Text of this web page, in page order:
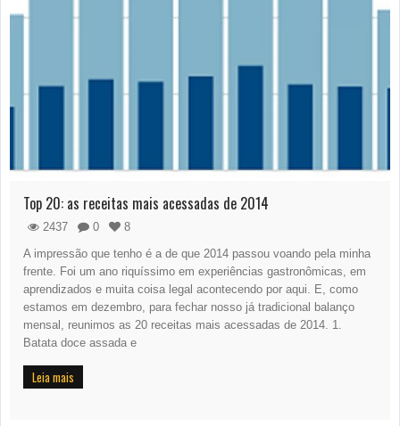
Top 20: as receitas mais acessadas de 2014
2437 0
8
A impressão que tenho é a de que 2014 passou voando pela minha
frente. Foi um ano riquíssimo em experiências gastronômicas, em
aprendizados e muita coisa legal acontecendo por aqui. E, como
estamos em dezembro, para fechar nosso já tradicional balanço
mensal, reunimos as 20 receitas mais acessadas de 2014. 1.
Batata doce assada e
Leia mais